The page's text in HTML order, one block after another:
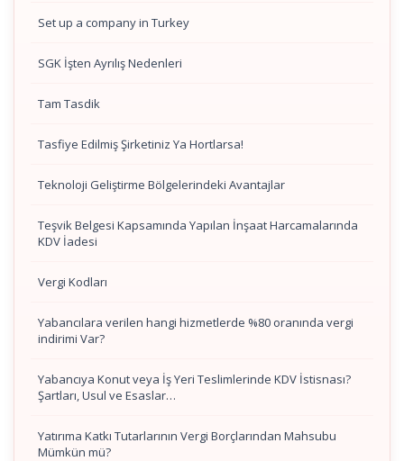
Set up a company in Turkey
SGK İşten Ayrılış Nedenleri
Tam Tasdik
Tasfiye Edilmiş Şirketiniz Ya Hortlarsa!
Teknoloji Geliştirme Bölgelerindeki Avantajlar
Teşvik Belgesi Kapsamında Yapılan İnşaat Harcamalarında
KDV İadesi
Vergi Kodları
Yabancılara verilen hangi hizmetlerde %80 oranında vergi
indirimi Var?
Yabancıya Konut veya İş Yeri Teslimlerinde KDV İstisnası?
Şartları, Usul ve Esaslar…
Yatırıma Katkı Tutarlarının Vergi Borçlarından Mahsubu
Mümkün mü?